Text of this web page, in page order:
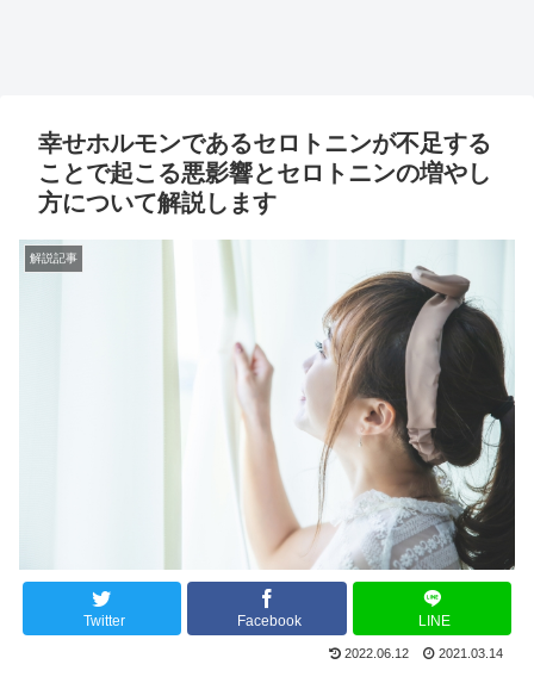
幸せホルモンであるセロトニンが不足する
ことで起こる悪影響とセロトニンの増やし
方について解説します
解説記事
Twitter Facebook LINE
2022.06.12 2021.03.14